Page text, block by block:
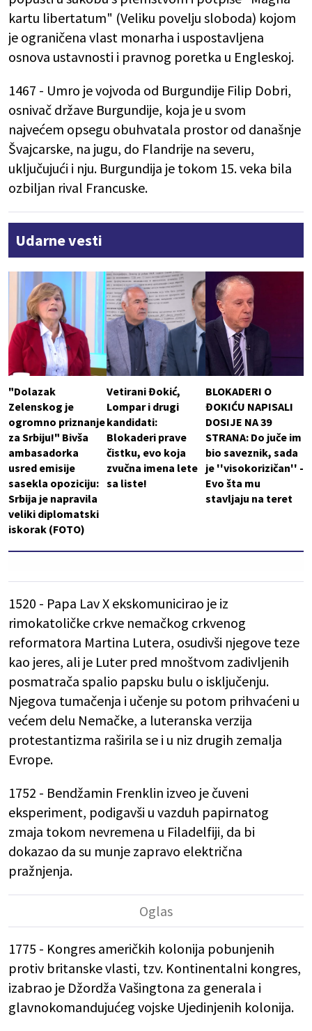
kartu libertatum" (Veliku povelju sloboda) kojom
je ograničena vlast monarha i uspostavljena
osnova ustavnosti i pravnog poretka u Engleskoj.
1467 - Umro je vojvoda od Burgundije Filip Dobri,
osnivač države Burgundije, koja je u svom
najvećem opsegu obuhvatala prostor od današnje
Švajcarske, na jugu, do Flandrije na severu,
uključujući i nju. Burgundija je tokom 15. veka bila
ozbiljan rival Francuske.
Udarne vesti
"Dolazak
Zelenskog je
ogromno priznanje
za Srbiju!" Bivša
ambasadorka
usred emisije
sasekla opoziciju:
Srbija je napravila
veliki diplomatski
iskorak (FOTO)
Vetirani Đokić,
Lompar i drugi
kandidati:
Blokaderi prave
čistku, evo koja
zvučna imena lete
sa liste!
BLOKADERI O
ĐOKIĆU NAPISALI
DOSIJE NA 39
STRANA: Do juče im
bio saveznik, sada
je ''visokorizičan'' -
Evo šta mu
stavljaju na teret
1520 - Papa Lav X ekskomunicirao je iz
rimokatoličke crkve nemačkog crkvenog
reformatora Martina Lutera, osudivši njegove teze
kao jeres, ali je Luter pred mnoštvom zadivljenih
posmatrača spalio papsku bulu o isključenju.
Njegova tumačenja i učenje su potom prihvaćeni u
većem delu Nemačke, a luteranska verzija
protestantizma raširila se i u niz drugih zemalja
Evrope.
1752 - Bendžamin Frenklin izveo je čuveni
eksperiment, podigavši u vazduh papirnatog
zmaja tokom nevremena u Filadelfiji, da bi
dokazao da su munje zapravo električna
pražnjenja.
1775 - Kongres američkih kolonija pobunjenih
protiv britanske vlasti, tzv. Kontinentalni kongres,
izabrao je Džordža Vašingtona za generala i
glavnokomandujućeg vojske Ujedinjenih kolonija.